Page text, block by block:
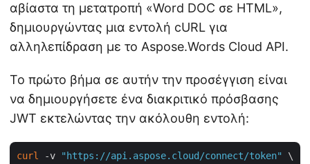
αβίαστα τη μετατροπή «Word DOC σε HTML»,
δημιουργώντας μια εντολή cURL για
αλληλεπίδραση με το Aspose.Words Cloud API.
Το πρώτο βήμα σε αυτήν την προσέγγιση είναι
να δημιουργήσετε ένα διακριτικό πρόσβασης
JWT εκτελώντας την ακόλουθη εντολή:
curl -v "https://api.aspose.cloud/connect/token"
\